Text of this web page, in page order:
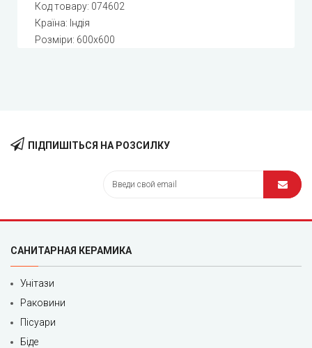
Код товару: 074602
Країна: Індія
Розміри: 600х600
ПІДПИШІТЬСЯ НА РОЗСИЛКУ
САНИТАРНАЯ КЕРАМИКА
Унітази
Раковини
Пісуари
Біде